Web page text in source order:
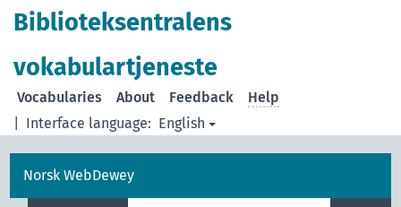
Biblioteksentralens
vokabulartjeneste
Interface language: English
Vocabularies About Feedback Help
Norsk WebDewey